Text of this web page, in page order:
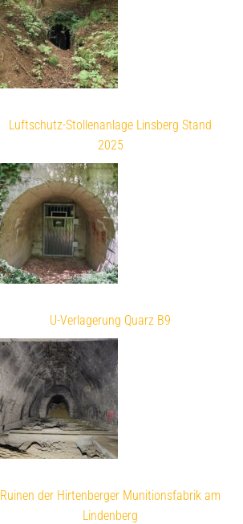
Luftschutz-Stollenanlage Linsberg Stand
2025
U-Verlagerung Quarz B9
Ruinen der Hirtenberger Munitionsfabrik am
Lindenberg